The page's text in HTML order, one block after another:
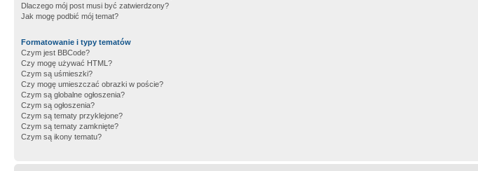
Dlaczego mój post musi być zatwierdzony?
Jak mogę podbić mój temat?
Formatowanie i typy tematów
Czym jest BBCode?
Czy mogę używać HTML?
Czym są uśmieszki?
Czy mogę umieszczać obrazki w poście?
Czym są globalne ogłoszenia?
Czym są ogłoszenia?
Czym są tematy przyklejone?
Czym są tematy zamknięte?
Czym są ikony tematu?